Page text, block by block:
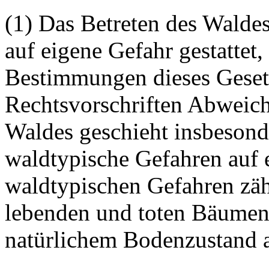
(1) Das Betreten des
auf eigene Gefahr
Bestimmungen dieses
Rechtsvorschriften
Waldes geschieht
waldtypische Gefahren auf
waldtypischen Gefahren
lebenden und toten
natürlichem Bodenzustand